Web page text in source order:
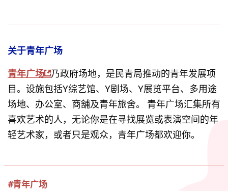
关于青年广场
青年广场 乃政府场地，是民青局推动的青年发展项
目。设施包括Y综艺馆、Y剧场、Y展览平台、多用途
场地、办公室、商舖及青年旅舍。 青年广场汇集所有
喜欢艺术的人，无论你是在寻找展览或表演空间的年
轻艺术家，或者只是观众，青年广场都欢迎你。
#青年广场